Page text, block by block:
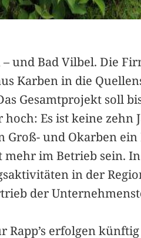
und Bad Vilbel. Die
Karben in die
Gesamtprojekt soll
Es ist keine zehn
und Okarben
im Betrieb sein.
in der
der
erfolgen